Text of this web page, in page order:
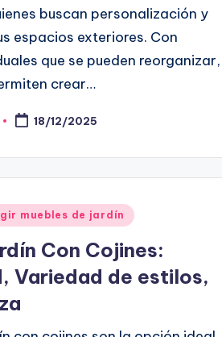
buscan personalización y
espacios exteriores. Con
que se pueden reorganizar,
crear…
18/12/2025
muebles de jardín
Con Cojines:
Variedad de estilos,